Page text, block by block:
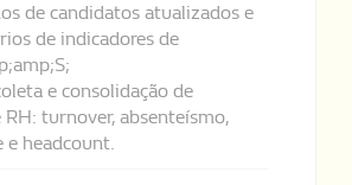
de candidatos atualizados e
de indicadores de
e consolidação de
turnover, absenteísmo,
headcount.